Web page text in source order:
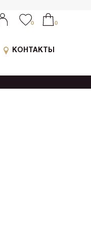
0 0
КОНТАКТЫ
0 0